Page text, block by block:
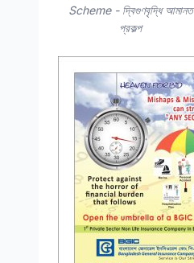
Scheme - দ্বিগুণবৃদ্ধি আমানত
প্রকল্প